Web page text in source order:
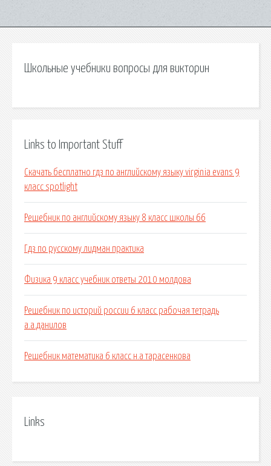
Школьные учебники вопросы для викторин
Links to Important Stuff
Скачать бесплатно гдз по английскому языку virginia evans 9
класс spotlight
Решебник по английскому языку 8 класс школы 66
Гдз по русскому лидман практика
Физика 9 класс учебник ответы 2010 молдова
Решебник по историй россии 6 класс рабочая тетрадь
а.а.данилов
Решебник математика 6 класс н.а тарасенкова
Links